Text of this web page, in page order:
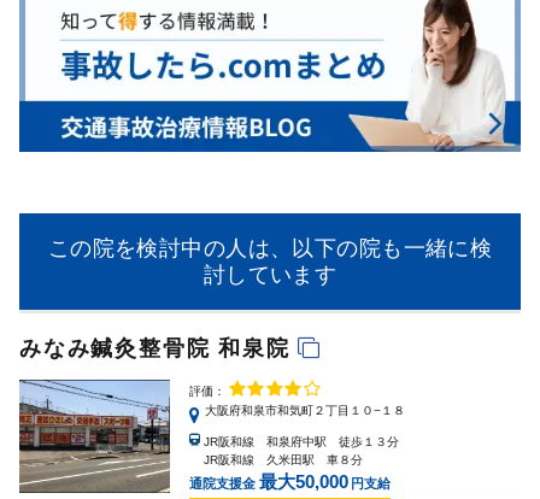
この院を検討中の人は、以下の院も一緒に検
討しています
みなみ鍼灸整骨院 和泉院
評価：
大阪府和泉市和気町２丁目１０−１８
JR阪和線 和泉府中駅 徒歩１３分
JR阪和線 久米田駅 車８分
通院支援金 最大50,000 円支給